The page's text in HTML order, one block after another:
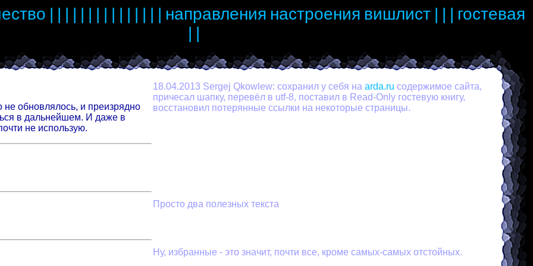
| | | | | | | | | | | | | | | направления настроения вишлист | | | гостевая
| |
не обновлялось, и преизрядно
в дальнейшем. И даже в
не использую.
18.04.2013 Sergej Qkowlew: сохранил у себя на arda.ru содержимое сайта,
причесал шапку, перевёл в utf-8, поставил в Read-Only гостевую книгу,
восстановил потерянные ссылки на некоторые страницы.
Просто два полезных текста
Ну, избранные - это значит, почти все, кроме самых-самых отстойных.